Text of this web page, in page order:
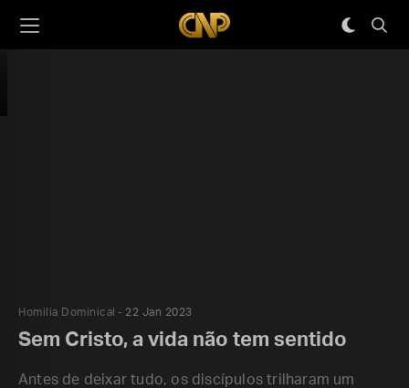
Homilia Dominical 22 Jan 2023
Sem Cristo, a vida não tem sentido
Antes de deixar tudo, os discípulos trilharam um